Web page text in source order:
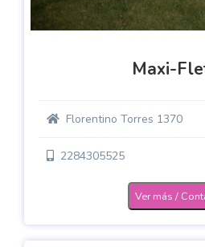
Maxi-
Florentino Torres 1370
2284305525
Ver más /